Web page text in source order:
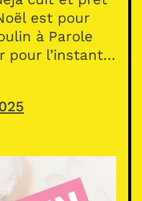
est pour
à Parole
pour l’instant…